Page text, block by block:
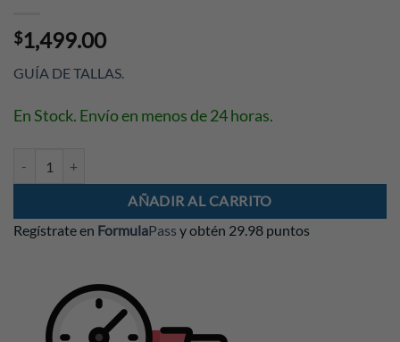
$1,499.00
GUÍA DE TALLAS.
En Stock. Envío en menos de 24 horas.
AÑADIR AL CARRITO
Regístrate en FormulaPass y obtén 29.98 puntos